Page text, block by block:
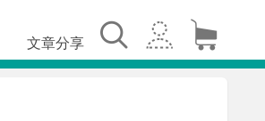
文章分享